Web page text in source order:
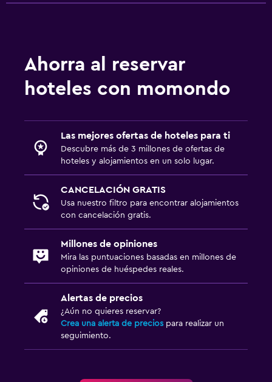
Actividades
Estacionamiento y transporte
Estacionamiento gratuito
Ahorra al reservar
hoteles con momondo
Las mejores ofertas de hoteles para ti
Descubre más de 3 millones de ofertas de
hoteles y alojamientos en un solo lugar.
CANCELACIÓN GRATIS
Usa nuestro filtro para encontrar alojamientos
con cancelación gratis.
Millones de opiniones
Mira las puntuaciones basadas en millones de
opiniones de huéspedes reales.
Alertas de precios
¿Aún no quieres reservar?
Crea una alerta de precios para realizar un
seguimiento.